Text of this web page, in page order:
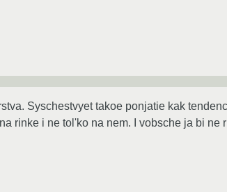
Syschestvyet takoe ponjatie kak
rinke i ne tol'ko na nem. I vobsche ja bi ne